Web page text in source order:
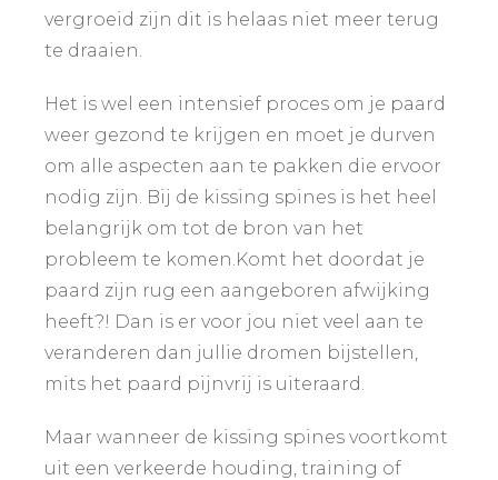
vergroeid zijn dit is helaas niet meer terug
te draaien.
Het is wel een intensief proces om je paard
weer gezond te krijgen en moet je durven
om alle aspecten aan te pakken die ervoor
nodig zijn. Bij de kissing spines is het heel
belangrijk om tot de bron van het
probleem te komen.Komt het doordat je
paard zijn rug een aangeboren afwijking
heeft?! Dan is er voor jou niet veel aan te
veranderen dan jullie dromen bijstellen,
mits het paard pijnvrij is uiteraard.
Maar wanneer de kissing spines voortkomt
uit een verkeerde houding, training of